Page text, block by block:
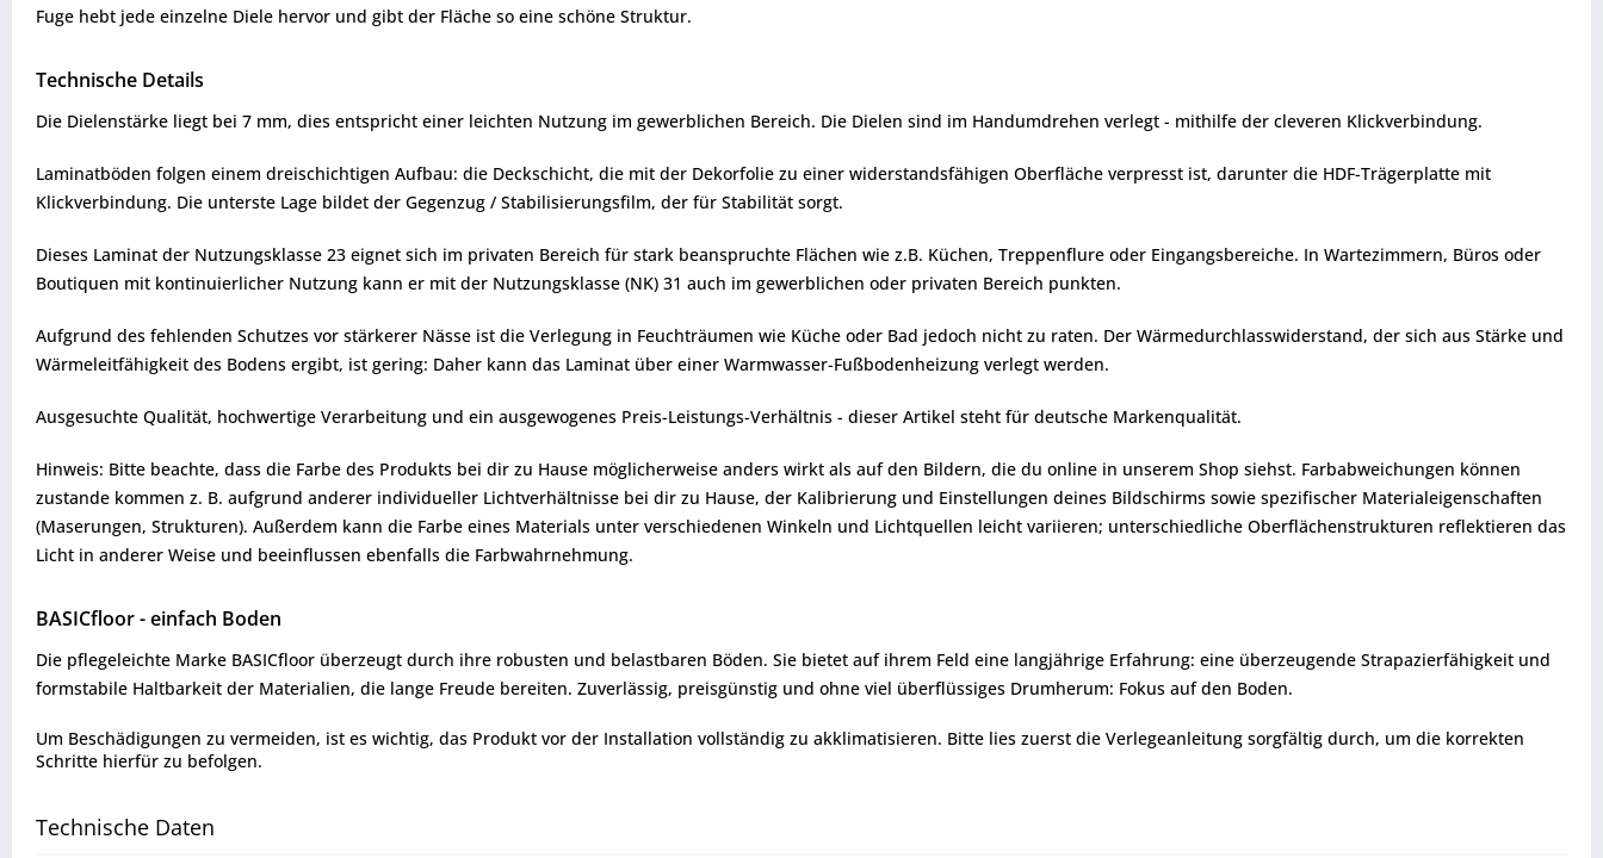
Fuge hebt jede einzelne Diele hervor und gibt der Fläche so eine schöne Struktur.
Technische Details
Die Dielenstärke liegt bei 7 mm, dies entspricht einer leichten Nutzung im gewerblichen Bereich. Die Dielen sind im Handumdrehen verlegt - mithilfe der cleveren Klickverbindung.
Laminatböden folgen einem dreischichtigen Aufbau: die Deckschicht, die mit der Dekorfolie zu einer widerstandsfähigen Oberfläche verpresst ist, darunter die HDF-Trägerplatte mit
Klickverbindung. Die unterste Lage bildet der Gegenzug / Stabilisierungsfilm, der für Stabilität sorgt.
Dieses Laminat der Nutzungsklasse 23 eignet sich im privaten Bereich für stark beanspruchte Flächen wie z.B. Küchen, Treppenflure oder Eingangsbereiche. In Wartezimmern, Büros oder
Boutiquen mit kontinuierlicher Nutzung kann er mit der Nutzungsklasse (NK) 31 auch im gewerblichen oder privaten Bereich punkten.
Aufgrund des fehlenden Schutzes vor stärkerer Nässe ist die Verlegung in Feuchträumen wie Küche oder Bad jedoch nicht zu raten. Der Wärmedurchlasswiderstand, der sich aus Stärke und
Wärmeleitfähigkeit des Bodens ergibt, ist gering: Daher kann das Laminat über einer Warmwasser-Fußbodenheizung verlegt werden.
Ausgesuchte Qualität, hochwertige Verarbeitung und ein ausgewogenes Preis-Leistungs-Verhältnis - dieser Artikel steht für deutsche Markenqualität.
Hinweis: Bitte beachte, dass die Farbe des Produkts bei dir zu Hause möglicherweise anders wirkt als auf den Bildern, die du online in unserem Shop siehst. Farbabweichungen können
zustande kommen z. B. aufgrund anderer individueller Lichtverhältnisse bei dir zu Hause, der Kalibrierung und Einstellungen deines Bildschirms sowie spezifischer Materialeigenschaften
(Maserungen, Strukturen). Außerdem kann die Farbe eines Materials unter verschiedenen Winkeln und Lichtquellen leicht variieren; unterschiedliche Oberflächenstrukturen reflektieren das
Licht in anderer Weise und beeinflussen ebenfalls die Farbwahrnehmung.
BASICfloor - einfach Boden
Die pflegeleichte Marke BASICfloor überzeugt durch ihre robusten und belastbaren Böden. Sie bietet auf ihrem Feld eine langjährige Erfahrung: eine überzeugende Strapazierfähigkeit und
formstabile Haltbarkeit der Materialien, die lange Freude bereiten. Zuverlässig, preisgünstig und ohne viel überflüssiges Drumherum: Fokus auf den Boden.
Um Beschädigungen zu vermeiden, ist es wichtig, das Produkt vor der Installation vollständig zu akklimatisieren. Bitte lies zuerst die Verlegeanleitung sorgfältig durch, um die korrekten
Schritte hierfür zu befolgen.
Technische Daten